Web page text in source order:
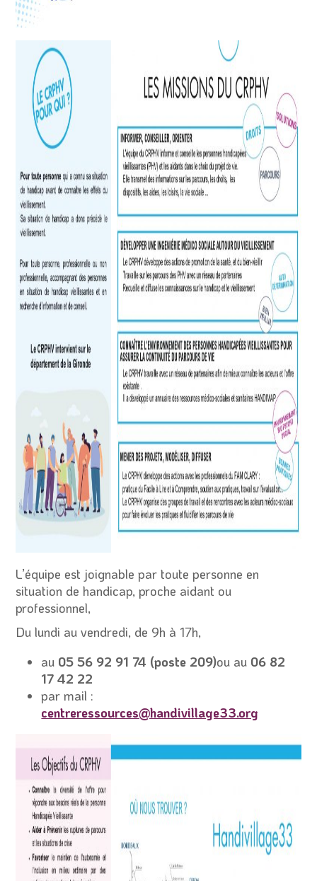
L’équipe est joignable par toute personne en
situation de handicap, proche aidant ou
professionnel,
Du lundi au vendredi, de 9h à 17h,
au 05 56 92 91 74 (poste 209)ou au 06 82
17 42 22
par mail :
centreressources@handivillage33.org